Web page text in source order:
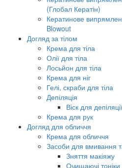
(Глобал Кератін)
Кератинове
Blowout
Догляд за тілом
Крема для тіла
Олії для тіла
Лосьйон для тіла
Крема для ніг
Гелі, скраби для тіла
Депіляція
Віск для депіляції
Крема для рук
Догляд для обличчя
Крема для обличчя
Засоби для вмивання
Зняття макіяжу
Очищаючі тоніки